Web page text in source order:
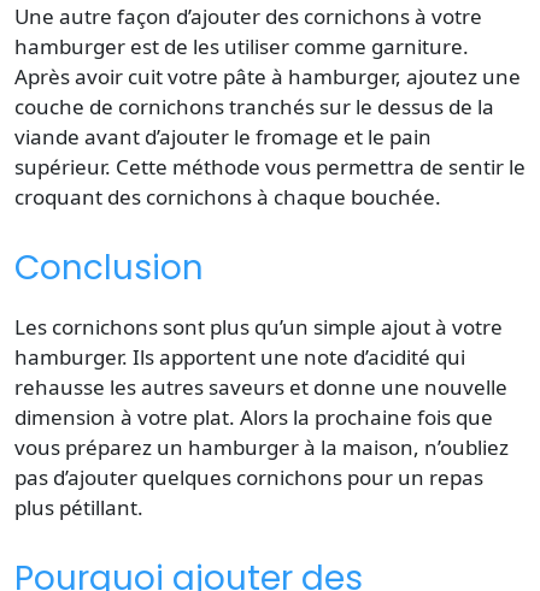
Une autre façon d’ajouter des cornichons à votre
hamburger est de les utiliser comme garniture.
Après avoir cuit votre pâte à hamburger, ajoutez une
couche de cornichons tranchés sur le dessus de la
viande avant d’ajouter le fromage et le pain
supérieur. Cette méthode vous permettra de sentir le
croquant des cornichons à chaque bouchée.
Conclusion
Les cornichons sont plus qu’un simple ajout à votre
hamburger. Ils apportent une note d’acidité qui
rehausse les autres saveurs et donne une nouvelle
dimension à votre plat. Alors la prochaine fois que
vous préparez un hamburger à la maison, n’oubliez
pas d’ajouter quelques cornichons pour un repas
plus pétillant.
Pourquoi ajouter des